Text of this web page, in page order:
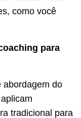
como você
para
abordagem do
tradicional para